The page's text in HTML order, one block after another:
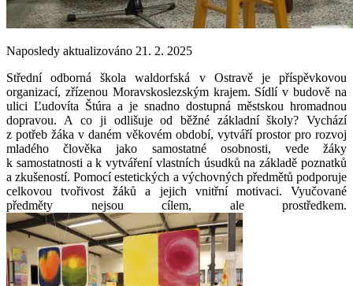
Naposledy aktualizováno 21. 2. 2025
Střední odborná škola waldorfská v Ostravě je příspěvkovou
organizací, zřízenou Moravskoslezským krajem. Sídlí v budově na
ulici Ľudovíta Štúra a je snadno dostupná městskou hromadnou
dopravou. A co ji odlišuje od běžné základní školy? Vychází
z potřeb žáka v daném věkovém období, vytváří prostor pro rozvoj
mladého člověka jako samostatné osobnosti, vede žáky
k samostatnosti a k vytváření vlastních úsudků na základě poznatků
a zkušeností. Pomocí estetických a výchovných předmětů podporuje
celkovou tvořivost žáků a jejich vnitřní motivaci. Vyučované
předměty nejsou cílem, ale prostředkem.